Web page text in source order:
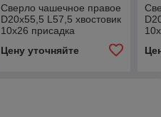
Сверло чашечное правое
D20x55,5 L57,5 хвостовик
10x26 присадка
Цену уточняйте